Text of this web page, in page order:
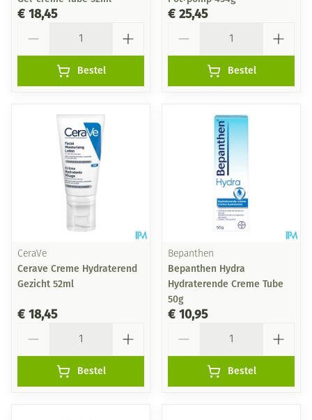
€ 18,45
Bestel
€ 25,45
Bestel
CeraVe
Cerave Creme Hydraterend
Gezicht 52ml
€ 18,45
Bestel
Bepanthen
Bepanthen Hydra
Hydraterende Creme Tube
50g
€ 10,95
Bestel